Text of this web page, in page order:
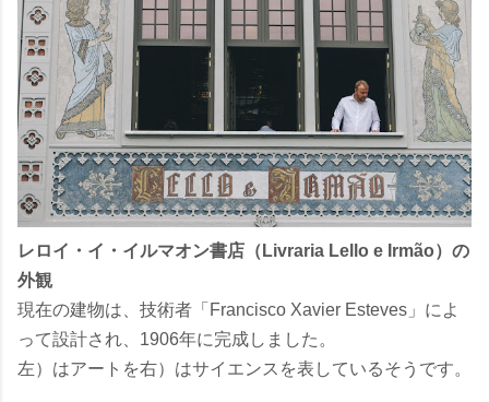
レロイ・イ・イルマオン書店（Livraria Lello e Irmão）の
外観
現在の建物は、技術者「Francisco Xavier Esteves」によ
って設計され、1906年に完成しました。
左）はアートを右）はサイエンスを表しているそうです。